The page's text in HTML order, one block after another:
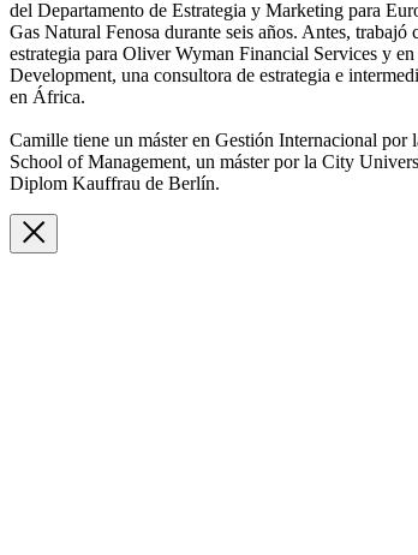
del Departamento de Estrategia y Marketing para
Gas Natural Fenosa durante seis años. Antes, trabajó
estrategia para Oliver Wyman Financial Services y
Development, una consultora de estrategia e
en África.
Camille tiene un máster en Gestión Internacional por
School of Management, un máster por la City
Diplom Kauffrau de Berlín.